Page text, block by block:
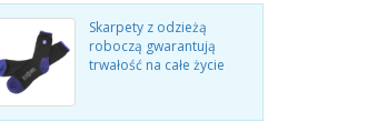
Skarpety z odzieżą
roboczą gwarantują
trwałość na całe życie